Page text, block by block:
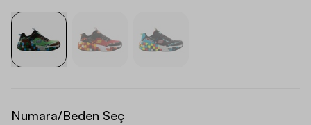
Numara/Beden Seç